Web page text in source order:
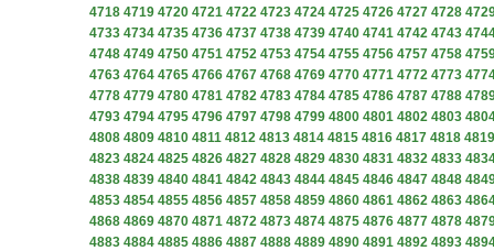
4718 4719 4720 4721 4722 4723 4724 4725 4726 4727 4728
4733 4734 4735 4736 4737 4738 4739 4740 4741 4742 4743
4748 4749 4750 4751 4752 4753 4754 4755 4756 4757 4758
4763 4764 4765 4766 4767 4768 4769 4770 4771 4772 4773
4778 4779 4780 4781 4782 4783 4784 4785 4786 4787 4788
4793 4794 4795 4796 4797 4798 4799 4800 4801 4802 4803
4808 4809 4810 4811 4812 4813 4814 4815 4816 4817 4818 4819
4823 4824 4825 4826 4827 4828 4829 4830 4831 4832 4833
4838 4839 4840 4841 4842 4843 4844 4845 4846 4847 4848
4853 4854 4855 4856 4857 4858 4859 4860 4861 4862 4863
4868 4869 4870 4871 4872 4873 4874 4875 4876 4877 4878
4883 4884 4885 4886 4887 4888 4889 4890 4891 4892 4893